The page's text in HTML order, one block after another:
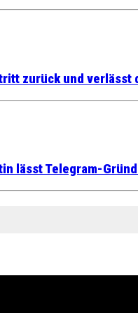
zurück und verlässt
lässt Telegram-